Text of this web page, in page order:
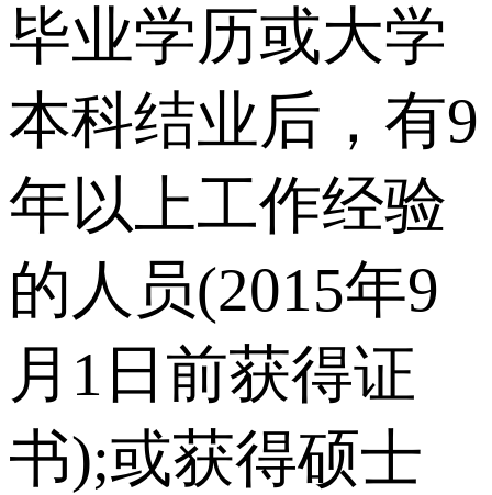
毕业学历或大学
本科结业后，有9
年以上工作经验
的人员(2015年9
月1日前获得证
书);或获得硕士